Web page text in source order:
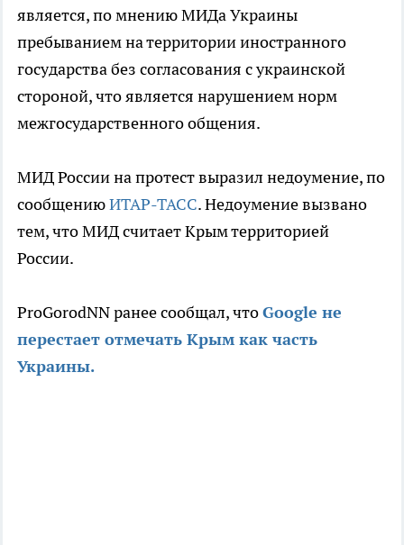
является, по мнению МИДа Украины
пребыванием на территории иностранного
государства без согласования с украинской
стороной, что является нарушением норм
межгосударственного общения.
МИД России на протест выразил недоумение, по
сообщениюИТАР-ТАСС. Недоумение вызвано
тем, что МИД считает Крым территорией
России.
ProGorodNN ранее сообщал, чтоGoogle не
перестает отмечать Крым как часть
Украины.